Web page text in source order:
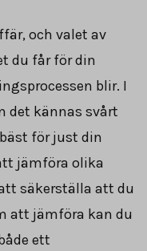
och valet av
du får för din
blir. I
det kännas svårt
för just din
jämföra olika
säkerställa att du
att jämföra kan du
ett